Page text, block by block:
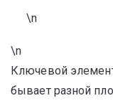
\n
\n
Ключевой
бывает разной